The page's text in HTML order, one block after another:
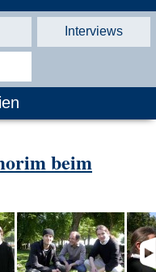
Interviews
beim